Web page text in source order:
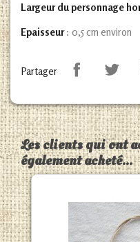
Largeur du personnage
Epaisseur: 0,5 cm environ
Partager
Les clients qui ont
également acheté...